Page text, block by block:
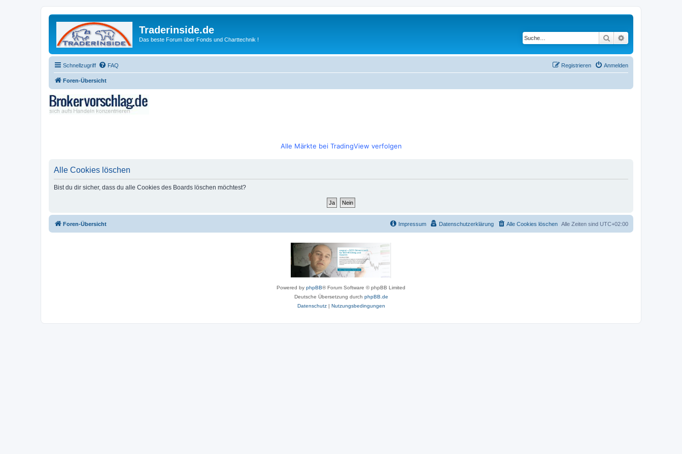
Traderinside.de
Das beste Forum über Fonds und Charttechnik ! Suche
Schnellzugriff FAQ Anmelden
Registrieren
Foren-Übersicht
Alle Märkte bei TradingView verfolgen
Alle Cookies löschen
Bist du dir sicher, dass du alle Cookies des Boards löschen möchtest?
Foren-Übersicht Alle Zeiten sind UTC+02:00
Alle Cookies löschen
Datenschutzerklärung
Impressum
Powered by phpBB® Forum Software © phpBB Limited
Deutsche Übersetzung durch phpBB.de
Datenschutz| Nutzungsbedingungen